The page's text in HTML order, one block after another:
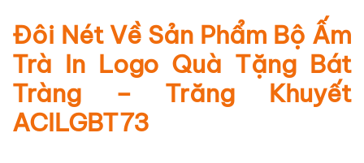
Đôi Nét Về Sản Phẩm Bộ Ấm
Trà In Logo Quà Tặng Bát
Tràng – Trăng Khuyết
ACILGBT73